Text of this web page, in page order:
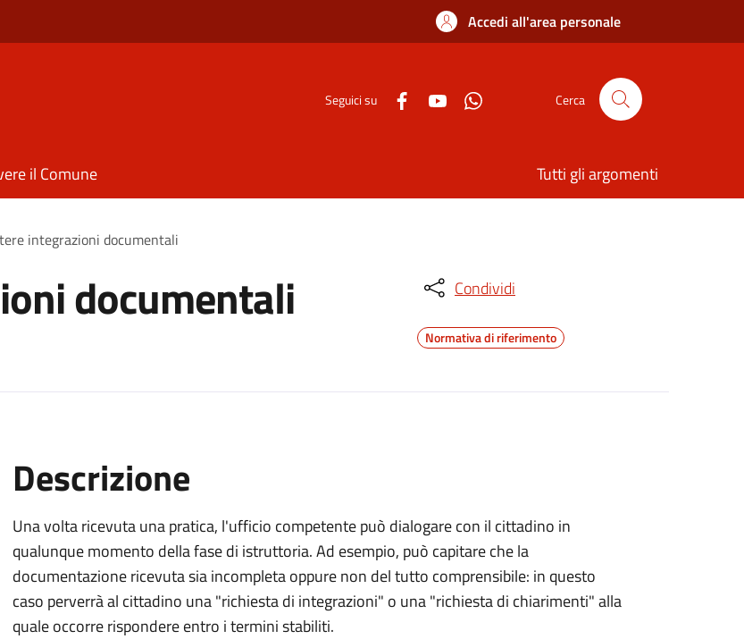
Accedi all'area personale
Seguici su Cerca
il Comune Tutti gli argomenti
integrazioni documentali
documentali Condividi
Normativa di riferimento
Descrizione
Una volta ricevuta una pratica, l'ufficio competente può dialogare con il cittadino in
qualunque momento della fase di istruttoria. Ad esempio, può capitare che la
documentazione ricevuta sia incompleta oppure non del tutto comprensibile: in questo
caso perverrà al cittadino una "richiesta di integrazioni" o una "richiesta di chiarimenti" alla
quale occorre rispondere entro i termini stabiliti.